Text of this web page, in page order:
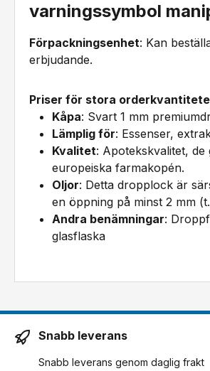
varningssymbol
Förpackningsenhet: Kan
erbjudande.
Priser för stora
Kåpa: Svart 1 mm
Lämplig för: Essenser,
Kvalitet: Apotekskvalitet,
europeiska farmakopén.
Oljor: Detta dropplock är
en öppning på minst 2 mm
Andra benämningar:
glasflaska
Snabb leverans
Snabb leverans genom daglig frakt